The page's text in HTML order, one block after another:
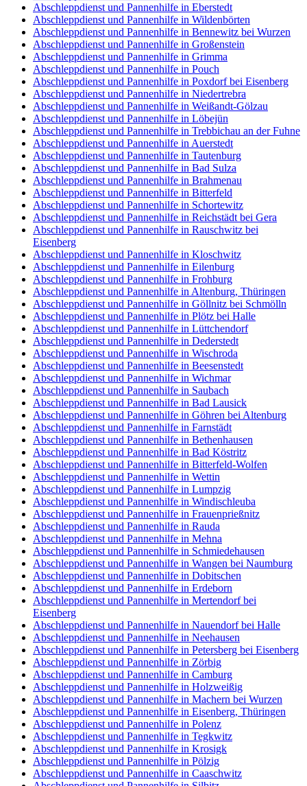
Abschleppdienst und Pannenhilfe in Eberstedt
Abschleppdienst und Pannenhilfe in Wildenbörten
Abschleppdienst und Pannenhilfe in Bennewitz bei Wurzen
Abschleppdienst und Pannenhilfe in Großenstein
Abschleppdienst und Pannenhilfe in Grimma
Abschleppdienst und Pannenhilfe in Pouch
Abschleppdienst und Pannenhilfe in Poxdorf bei Eisenberg
Abschleppdienst und Pannenhilfe in Niedertrebra
Abschleppdienst und Pannenhilfe in Weißandt-Gölzau
Abschleppdienst und Pannenhilfe in Löbejün
Abschleppdienst und Pannenhilfe in Trebbichau an der Fuhne
Abschleppdienst und Pannenhilfe in Auerstedt
Abschleppdienst und Pannenhilfe in Tautenburg
Abschleppdienst und Pannenhilfe in Bad Sulza
Abschleppdienst und Pannenhilfe in Brahmenau
Abschleppdienst und Pannenhilfe in Bitterfeld
Abschleppdienst und Pannenhilfe in Schortewitz
Abschleppdienst und Pannenhilfe in Reichstädt bei Gera
Abschleppdienst und Pannenhilfe in Rauschwitz bei
Eisenberg
Abschleppdienst und Pannenhilfe in Kloschwitz
Abschleppdienst und Pannenhilfe in Eilenburg
Abschleppdienst und Pannenhilfe in Frohburg
Abschleppdienst und Pannenhilfe in Altenburg, Thüringen
Abschleppdienst und Pannenhilfe in Göllnitz bei Schmölln
Abschleppdienst und Pannenhilfe in Plötz bei Halle
Abschleppdienst und Pannenhilfe in Lüttchendorf
Abschleppdienst und Pannenhilfe in Dederstedt
Abschleppdienst und Pannenhilfe in Wischroda
Abschleppdienst und Pannenhilfe in Beesenstedt
Abschleppdienst und Pannenhilfe in Wichmar
Abschleppdienst und Pannenhilfe in Saubach
Abschleppdienst und Pannenhilfe in Bad Lausick
Abschleppdienst und Pannenhilfe in Göhren bei Altenburg
Abschleppdienst und Pannenhilfe in Farnstädt
Abschleppdienst und Pannenhilfe in Bethenhausen
Abschleppdienst und Pannenhilfe in Bad Köstritz
Abschleppdienst und Pannenhilfe in Bitterfeld-Wolfen
Abschleppdienst und Pannenhilfe in Wettin
Abschleppdienst und Pannenhilfe in Lumpzig
Abschleppdienst und Pannenhilfe in Windischleuba
Abschleppdienst und Pannenhilfe in Frauenprießnitz
Abschleppdienst und Pannenhilfe in Rauda
Abschleppdienst und Pannenhilfe in Mehna
Abschleppdienst und Pannenhilfe in Schmiedehausen
Abschleppdienst und Pannenhilfe in Wangen bei Naumburg
Abschleppdienst und Pannenhilfe in Dobitschen
Abschleppdienst und Pannenhilfe in Erdeborn
Abschleppdienst und Pannenhilfe in Mertendorf bei
Eisenberg
Abschleppdienst und Pannenhilfe in Nauendorf bei Halle
Abschleppdienst und Pannenhilfe in Neehausen
Abschleppdienst und Pannenhilfe in Petersberg bei Eisenberg
Abschleppdienst und Pannenhilfe in Zörbig
Abschleppdienst und Pannenhilfe in Camburg
Abschleppdienst und Pannenhilfe in Holzweißig
Abschleppdienst und Pannenhilfe in Machern bei Wurzen
Abschleppdienst und Pannenhilfe in Eisenberg, Thüringen
Abschleppdienst und Pannenhilfe in Polenz
Abschleppdienst und Pannenhilfe in Tegkwitz
Abschleppdienst und Pannenhilfe in Krosigk
Abschleppdienst und Pannenhilfe in Pölzig
Abschleppdienst und Pannenhilfe in Caaschwitz